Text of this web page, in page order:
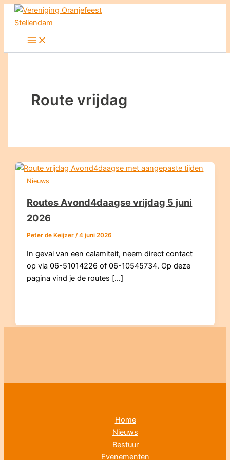
naar
Route vrijdag
Nieuws
Routes Avond4daagse vrijdag 5 juni
2026
Peter de Keijzer/4 juni 2026
In geval van een calamiteit, neem direct contact
op via 06-51014226 of 06-10545734. Op deze
pagina vind je de routes […]
Home
Nieuws
Bestuur
Evenementen